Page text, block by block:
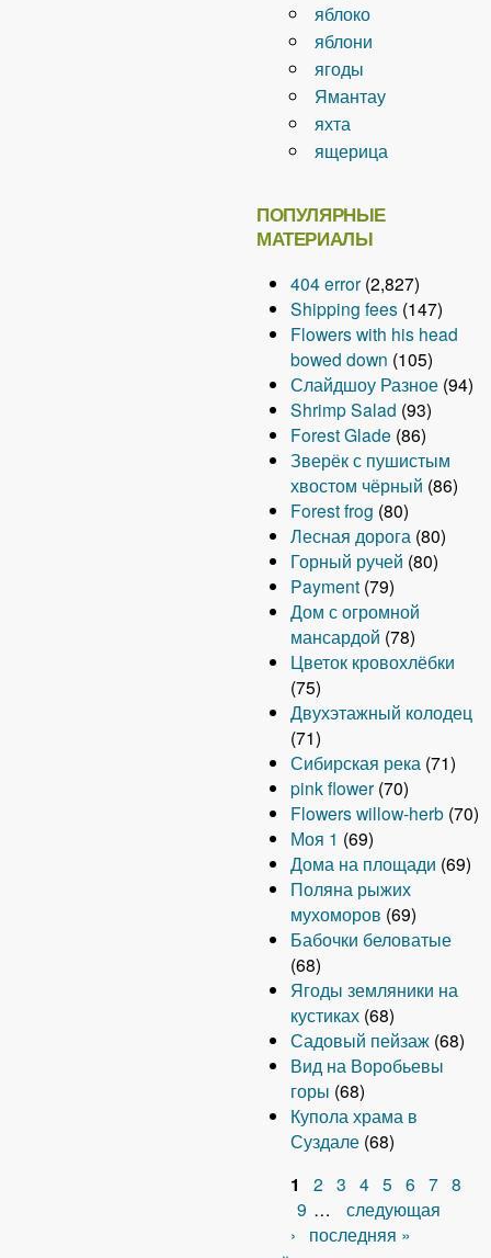
яблоко
яблони
ягоды
Ямантау
яхта
ящерица
ПОПУЛЯРНЫЕ
МАТЕРИАЛЫ
404 error (2,827)
Shipping fees (147)
Flowers with his head
bowed down (105)
Слайдшоу Разное (94)
Shrimp Salad (93)
Forest Glade (86)
Зверёк с пушистым
хвостом чёрный (86)
Forest frog (80)
Лесная дорога (80)
Горный ручей (80)
Payment (79)
Дом с огромной
мансардой (78)
Цветок кровохлёбки
(75)
Двухэтажный колодец
(71)
Сибирская река (71)
pink flower (70)
Flowers willow-herb (70)
Моя 1 (69)
Дома на площади (69)
Поляна рыжих
мухоморов (69)
Бабочки беловатые
(68)
Ягоды земляники на
кустиках (68)
Садовый пейзаж (68)
Вид на Воробьевы
горы (68)
Купола храма в
Суздале (68)
т
1 2 3 4 5 6 7 8
9 …
следующая
›
последняя »